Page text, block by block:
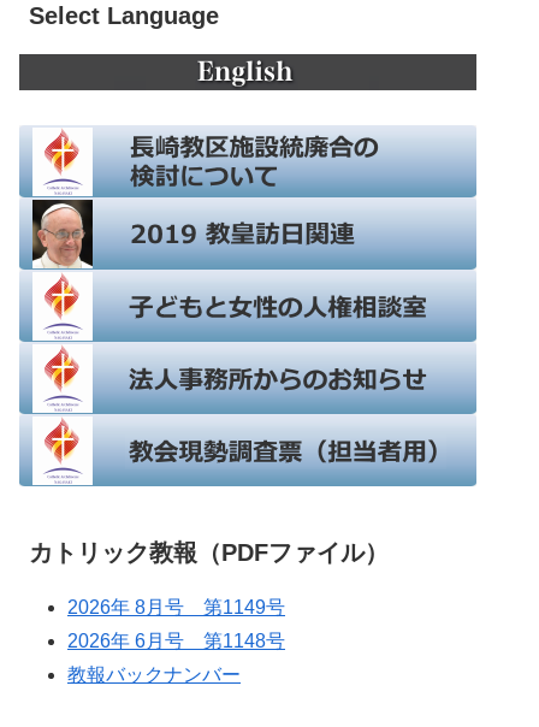
Select Language
カトリック教報（PDFファイル）
2026年 8月号 第1149号
2026年 6月号 第1148号
教報バックナンバー